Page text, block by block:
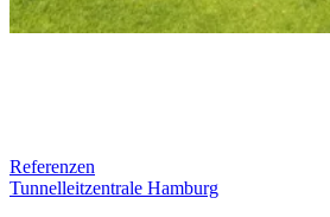
Referenzen
Tunnelleitzentrale Hamburg